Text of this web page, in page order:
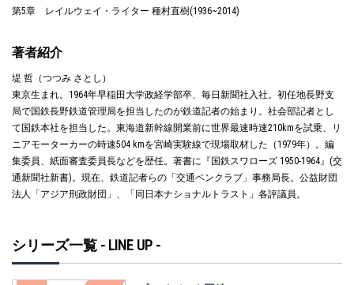
第5章 レイルウェイ・ライター 種村直樹(1936~2014)
著者紹介
堤 哲（つつみ さとし）
東京生まれ。1964年早稲田大学政経学部卒、毎日新聞社入社。初任地長野支
局で国鉄長野鉄道管理局を担当したのが鉄道記者の始まり。社会部記者とし
て国鉄本社を担当した。東海道新幹線開業前に世界最速時速210kmを試乗、リ
ニアモーターカーの時速504 kmを宮崎実験線で現場取材した（1979年）。編
集委員、紙面審査委員長などを歴任。著書に『国鉄スワローズ 1950-1964』(交
通新聞社新書)。現在、鉄道記者らの「交通ペンクラブ」事務局長。公益財団
法人「アジア刑政財団」、「同日本ナショナルトラスト」各評議員。
シリーズ一覧 - LINE UP -